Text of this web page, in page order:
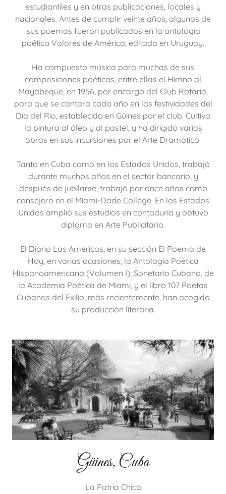
estudiantiles y en otras publicaciones, locales y
nacionales. Antes de cumplir veinte años, algunos de
sus poemas fueron publicados en la antología
poética Valores de América, editada en Uruguay.
Ha compuesto música para muchas de sus
composiciones poéticas, entre ellas el Himno al
Mayabeque, en 1956, por encargo del Club Rotario,
para que se cantara cada año en las festividades del
Día del Rio, establecido en Güines por el club. Cultiva
la pintura al óleo y al pastel, y ha dirigido varias
obras en sus incursiones por el Arte Dramático.
Tanto en Cuba como en los Estados Unidos, trabajó
durante muchos años en el sector bancario, y
después de jubilarse, trabajó por once años como
consejero en el Miami-Dade College. En los Estados
Unidos amplió sus estudios en contaduría y obtuvo
diploma en Arte Publicitario.
El Diario Las Américas, en su sección El Poema de
Hoy, en varias ocasiones; la Antología Poética
Hispanoamericana (Volumen I); Sonetario Cubano, de
la Academia Poética de Miami, y el libro 107 Poetas
Cubanos del Exilio, más recientemente, han acogido
su producción literaria.
Güines, Cuba
La Patria Chica